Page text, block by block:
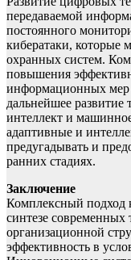
передаваемой
постоянного
кибератаки, которые
охранных систем.
повышения
информационных мер
дальнейшее развитие
интеллект и
адаптивные и
предугадывать и
ранних стадиях.
Заключение
Комплексный подход
синтезе
организационной
эффективность в